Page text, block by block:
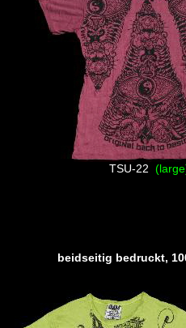
TSU-22
beidseitig bedruckt,